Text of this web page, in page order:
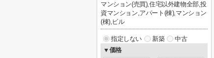
マンション(売買),住宅以外建物全部,投
資マンション,アパート(棟),マンション
(棟),ビル
指定しない 新築
中古
▼価格